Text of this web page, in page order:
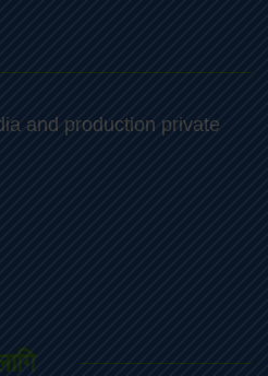
and production private